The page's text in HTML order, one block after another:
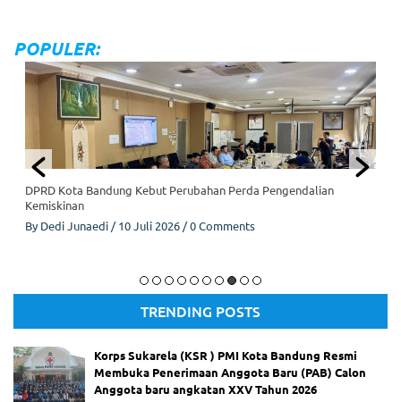
Be
lu
m
Te
ru
ng
ka
Ke
ar
gi
h
Ke
pa
an
Hu
ku
POPULER:
DPRD Kota Bandung Kebut Perubahan Perda Pengendalian
Kemiskinan
ByDedi Junaedi /10 Juli 2026 /0 Comments
TRENDING POSTS
Korps Sukarela (KSR ) PMI Kota Bandung Resmi
Membuka Penerimaan Anggota Baru (PAB) Calon
Anggota baru angkatan XXV Tahun 2026